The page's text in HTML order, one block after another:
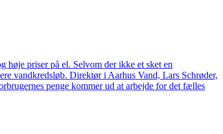
høje priser på el. Selvom der ikke et sket en
vandkredsløb. Direktør i Aarhus Vand, Lars Schrøder,
penge kommer ud at arbejde for det fælles